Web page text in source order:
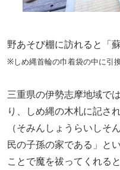
野あそび棚に訪れると「
※しめ縄首輪の巾着袋の中に引
三重県の伊勢志摩地域で
り、しめ縄の木札に記さ
（そみんしょうらいしそ
民の子孫の家である」と
ことで魔を祓ってくれる